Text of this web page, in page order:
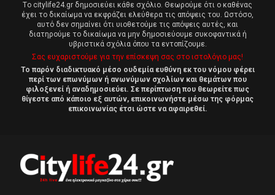
Tο citylife24.gr δημοσιεύει κάθε σχόλιο. Θεωρούμε ότι ο καθένας
έχει το δικαίωμα να εκφράζει ελεύθερα τις απόψεις του. Ωστόσο,
αυτό δεν σημαίνει ότι υιοθετούμε τις απόψεις αυτές, και
διατηρούμε το δικαίωμα να μην δημοσιεύουμε συκοφαντικά ή
υβριστικά σχόλια όπου τα εντοπίζουμε.
Σας ευχαριστούμε για την επίσκεψη σας στο ιστολόγιο μας!
Το παρόν διαδικτυακό μέσο ουδεμία ευθύνη εκ του νόμου φέρει
περί των επωνύμων ή ανωνύμων σχολίων και θεμάτων που
φιλοξενεί ή αναδημοσιεύει. Σε περίπτωση που θεωρείτε πως
θίγεστε από κάποιο εξ αυτών, επικοινωνήστε μέσω της φόρμας
επικοινωνίας έτσι ώστε να αφαιρεθεί.